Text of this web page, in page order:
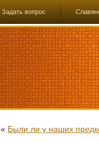
Задать вопрос
« Были ли у наших